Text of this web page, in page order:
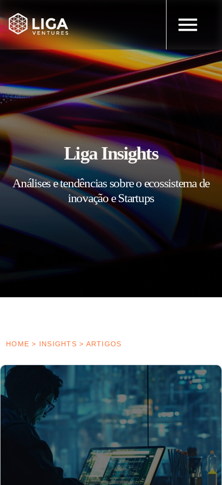
Liga Insights
Análises e tendências sobre o ecossistema de
inovação e Startups
HOME > INSIGHTS > ARTIGOS